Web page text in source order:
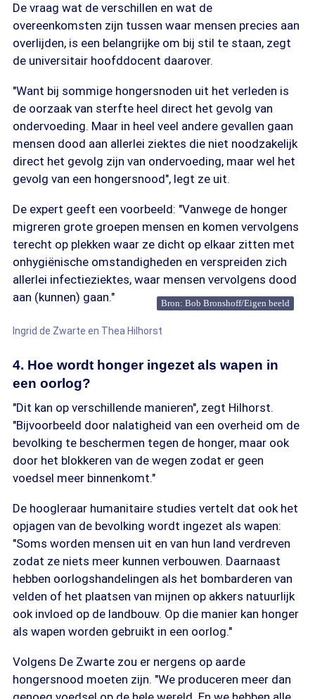
De vraag wat de verschillen en wat de
overeenkomsten zijn tussen waar mensen precies aan
overlijden, is een belangrijke om bij stil te staan, zegt
de universitair hoofddocent daarover.
"Want bij sommige hongersnoden uit het verleden is
de oorzaak van sterfte heel direct het gevolg van
ondervoeding. Maar in heel veel andere gevallen gaan
mensen dood aan allerlei ziektes die niet noodzakelijk
direct het gevolg zijn van ondervoeding, maar wel het
gevolg van een hongersnood", legt ze uit.
De expert geeft een voorbeeld: "Vanwege de honger
migreren grote groepen mensen en komen vervolgens
terecht op plekken waar ze dicht op elkaar zitten met
onhygiënische omstandigheden en verspreiden zich
allerlei infectieziektes, waar mensen vervolgens dood
aan (kunnen) gaan."
Bron: Bob Bronshoff/Eigen beeld
Ingrid de Zwarte en Thea Hilhorst
4. Hoe wordt honger ingezet als wapen in
een oorlog?
"Dit kan op verschillende manieren", zegt Hilhorst.
"Bijvoorbeeld door nalatigheid van een overheid om de
bevolking te beschermen tegen de honger, maar ook
door het blokkeren van de wegen zodat er geen
voedsel meer binnenkomt."
De hoogleraar humanitaire studies vertelt dat ook het
opjagen van de bevolking wordt ingezet als wapen:
"Soms worden mensen uit en van hun land verdreven
zodat ze niets meer kunnen verbouwen. Daarnaast
hebben oorlogshandelingen als het bombarderen van
velden of het plaatsen van mijnen op akkers natuurlijk
ook invloed op de landbouw. Op die manier kan honger
als wapen worden gebruikt in een oorlog."
Volgens De Zwarte zou er nergens op aarde
hongersnood moeten zijn. "We produceren meer dan